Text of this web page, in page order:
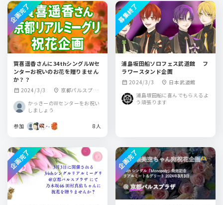
賀喜遥香さんに34thシングルWセ
ンターお祝いのお花を贈りません
か？？
calendar_month 2024/3/3 location_on 京都パルスプラ
かっきーのWセンターをお祝い
しましょう
参加 8人
企画完了
浦島坂田船ソロフェス武道館 フ
ラワースタンド企画
calendar_month 2024/3/3 location_on 日本武道館
浦島坂田船に喜んでもらえるよ
う頑張ります
募集終了
企画完了 企画完了